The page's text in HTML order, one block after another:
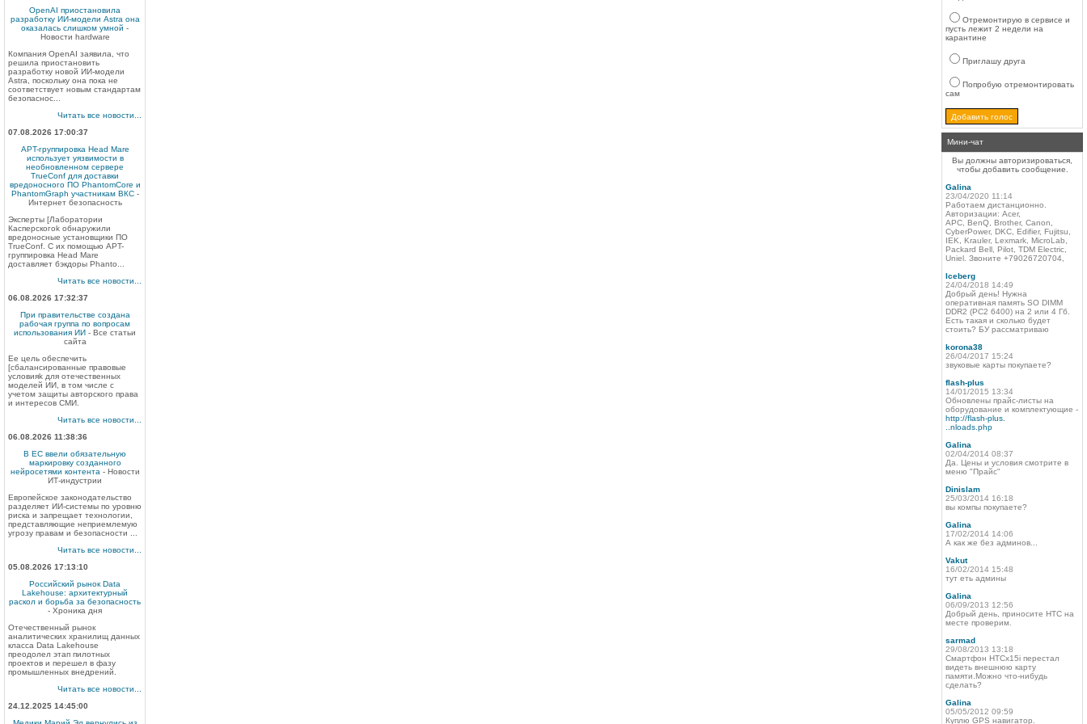
OpenAI приостановила
разработку ИИ-модели Astra она
оказалась слишком умной -
Новости hardware
Компания OpenAI заявила, что
решила приостановить
разработку новой ИИ-модели
Astra, поскольку она пока не
соответствует новым стандартам
безопаснос...
Читать все новости...
07.08.2026 17:00:37
APT-группировка Head Mare
использует уязвимости в
необновленном сервере
TrueConf для доставки
вредоносного ПО PhantomCore и
PhantomGraph участникам ВКС-
Интернет безопасность
Эксперты [Лаборатории
Касперскогоk обнаружили
вредоносные установщики ПО
TrueConf. С их помощью APT-
группировка Head Mare
доставляет бэкдоры Phanto...
Читать все новости...
06.08.2026 17:32:37
При правительстве создана
рабочая группа по вопросам
использования ИИ - Все статьи
сайта
Ее цель обеспечить
[сбалансированные правовые
условияk для отечественных
моделей ИИ, в том числе с
учетом защиты авторского права
и интересов СМИ.
Читать все новости...
06.08.2026 11:38:36
В ЕС ввели обязательную
маркировку созданного
нейросетями контента - Новости
ИТ-индустрии
Европейское законодательство
разделяет ИИ-системы по уровню
риска и запрещает технологии,
представляющие неприемлемую
угрозу правам и безопасности ...
Читать все новости...
05.08.2026 17:13:10
Российский рынок Data
Lakehouse: архитектурный
раскол и борьба за безопасность
- Хроника дня
Отечественный рынок
аналитических хранилищ данных
класса Data Lakehouse
преодолел этап пилотных
проектов и перешел в фазу
промышленных внедрений.
Читать все новости...
24.12.2025 14:45:00
Отремонтирую в сервисе и
пусть лежит 2 недели на
карантине
Приглашу друга
Попробую отремонтировать
сам
Мини-чат
Вы должны авторизироваться,
чтобы добавить сообщение.
Galina
23/04/2020 11:14
Работаем дистанционно.
Авторизации: Acer,
APC, BenQ, Brother, Canon,
CyberPower, DKC, Edifier, Fujitsu,
IEK, Krauler, Lexmark, MicroLab,
Packard Bell, Pilot, TDM Electric,
Uniel. Звоните +79026720704,
Iceberg
24/04/2018 14:49
Добрый день! Нужна
оперативная память SO DIMM
DDR2 (PC2 6400) на 2 или 4 Гб.
Есть такая и сколько будет
стоить? БУ рассматриваю
korona38
26/04/2017 15:24
звуковые карты покупаете?
flash-plus
14/01/2015 13:34
Обновлены прайс-листы на
оборудование и комплектующие -
http://flash-plus.
..nloads.php
Galina
02/04/2014 08:37
Да. Цены и условия смотрите в
меню "Прайс"
Dinislam
25/03/2014 16:18
вы компы покупаете?
Galina
17/02/2014 14:06
А как же без админов...
Vakut
16/02/2014 15:48
тут еть админы
Galina
06/09/2013 12:56
Добрый день, приносите HTC на
месте проверим.
sarmad
29/08/2013 13:18
Смартфон HTCx15i перестал
видеть внешнюю карту
памяти.Можно что-нибудь
сделать?
Galina
05/05/2012 09:59
Куплю GPS навигатор.